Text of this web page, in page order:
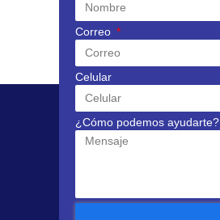
Correo
Celular
¿Cómo podemos ayudarte?